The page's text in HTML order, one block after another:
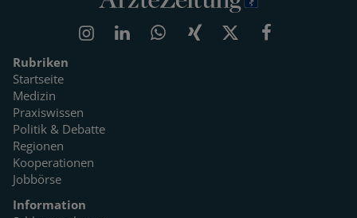
Rubriken
Startseite
Medizin
Praxiswissen
Politik & Debatte
Regionen
Kooperationen
Jobbörse
Information